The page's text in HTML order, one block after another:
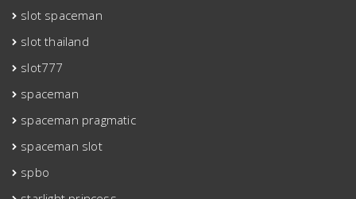
slot spaceman
slot thailand
slot777
spaceman
spaceman pragmatic
spaceman slot
spbo